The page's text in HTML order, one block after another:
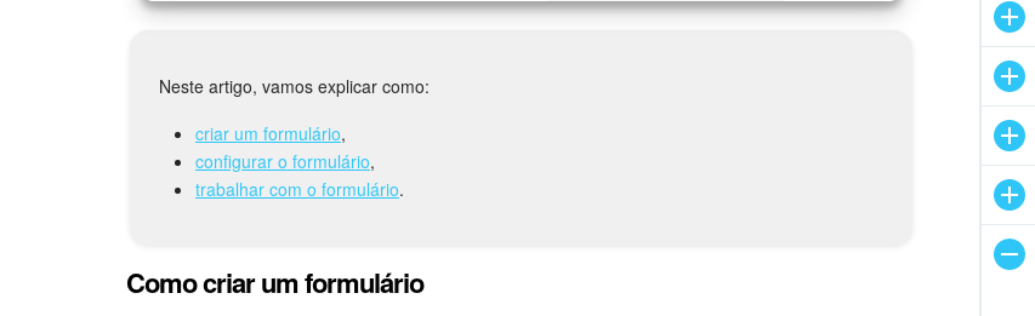
Neste artigo, vamos explicar como:
criar um formulário,
configurar o formulário,
trabalhar com o formulário.
Como criar um formulário